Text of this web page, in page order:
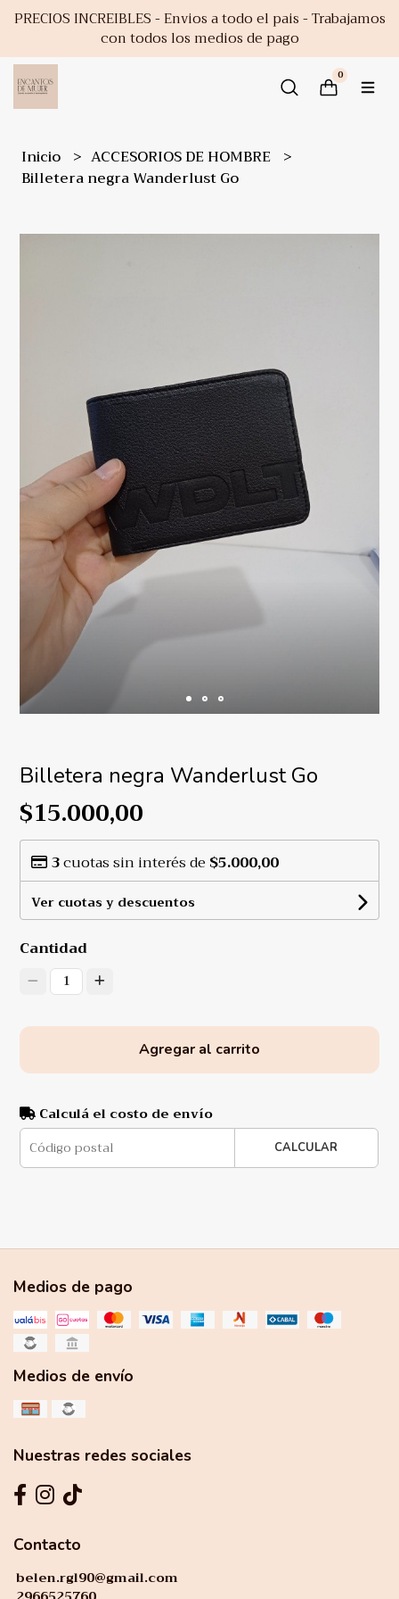
PRECIOS INCREIBLES - Envios a todo el pais - Trabajamos
con todos los medios de pago
0
Inicio
ACCESORIOS DE HOMBRE
Billetera negra Wanderlust Go
Billetera negra Wanderlust Go
$15.000,00
3cuotas sin interés de $5.000,00
Ver cuotas y descuentos
Cantidad
1
Agregar al carrito
Calculá el costo de envío
CALCULAR
Medios de pago
Medios de envío
Nuestras redes sociales
Contacto
belen.rgl90@gmail.com